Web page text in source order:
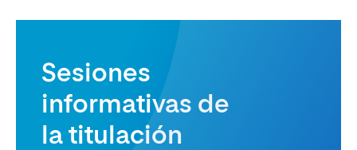
Sesiones
informativas de
la titulación